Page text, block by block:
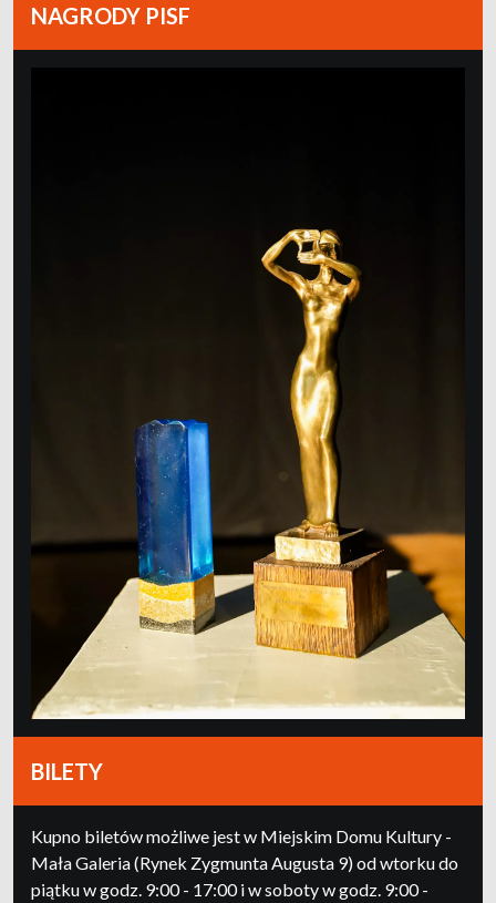
NAGRODY PISF
BILETY
Kupno biletów możliwe jest w Miejskim Domu Kultury -
Mała Galeria (Rynek Zygmunta Augusta 9) od wtorku do
piątku w godz. 9:00 - 17:00 i w soboty w godz. 9:00 -